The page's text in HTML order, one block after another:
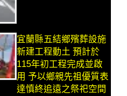
宜蘭縣五結鄉殯葬設施
新建工程動土 預計於
115年初工程完成並啟
用 予以鄉親先祖優質表
達慎終追遠之祭祀空間